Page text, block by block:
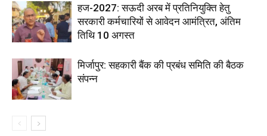
हज-2027: सऊदी अरब में प्रतिनियुक्ति हेतु
सरकारी कर्मचारियों से आवेदन आमंत्रित, अंतिम
तिथि 10 अगस्त
मिर्जापुर: सहकारी बैंक की प्रबंध समिति की बैठक
संपन्न